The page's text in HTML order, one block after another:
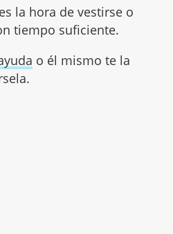
la hora de vestirse o
tiempo suficiente.
o él mismo te la